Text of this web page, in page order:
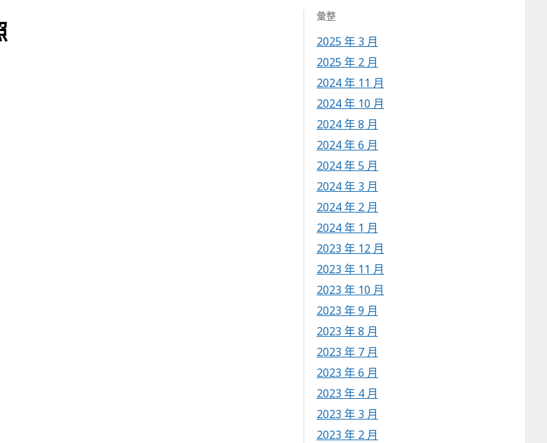
彙整
2025 年 3 月
2025 年 2 月
2024 年 11 月
2024 年 10 月
2024 年 8 月
2024 年 6 月
2024 年 5 月
2024 年 3 月
2024 年 2 月
2024 年 1 月
2023 年 12 月
2023 年 11 月
2023 年 10 月
2023 年 9 月
2023 年 8 月
2023 年 7 月
2023 年 6 月
2023 年 4 月
2023 年 3 月
2023 年 2 月